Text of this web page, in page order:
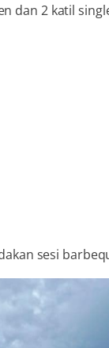
dan 2 katil
sesi